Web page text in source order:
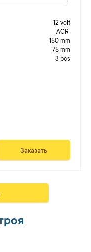
12 volt
ACR
150 mm
75 mm
3 pcs
Заказать